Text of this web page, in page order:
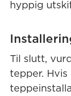
hyppig
Til slutt,
tepper. Hvis